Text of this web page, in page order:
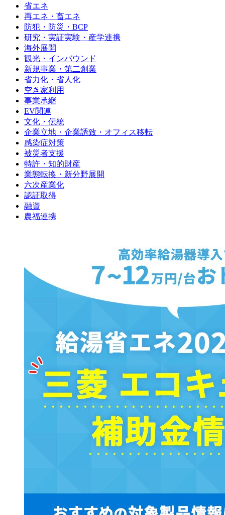
省エネ
再エネ・畜エネ
防犯・防災・BCP
研究・実証実験・産学連携
海外展開
観光・インバウンド
新規事業・第二創業
省力化・省人化
空き家利用
事業承継
EV関連
文化・伝統
企業立地・企業誘致・オフィス移転
感染症対策
被災者支援
特許・知的財産
業態転換・新分野展開
六次産業化
認証取得
融資
農福連携